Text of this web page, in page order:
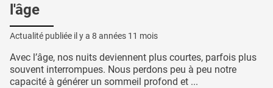
l'âge
Actualité publiée il y a 8 années 11 mois
Avec l’âge, nos nuits deviennent plus courtes, parfois plus
souvent interrompues. Nous perdons peu à peu notre
capacité à générer un sommeil profond et ...